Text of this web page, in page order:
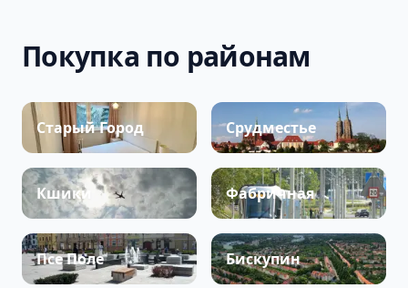
Покупка по районам
Старый Город Срудместье
Кшики Фабричная
Псе Поле Бискупин